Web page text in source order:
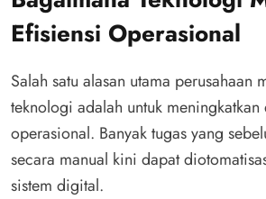
Efisiensi Operasional
Salah satu alasan utama perusahaan
teknologi adalah untuk meningkatkan
operasional. Banyak tugas yang
secara manual kini dapat
sistem digital.